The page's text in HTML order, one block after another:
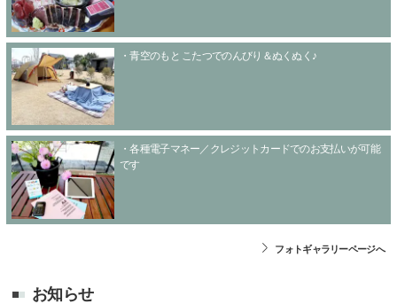
・青空のもと こたつでのんびり＆ぬくぬく♪
・各種電子マネー／クレジットカードでのお支払いが可能
です
フォトギャラリーページへ
お知らせ